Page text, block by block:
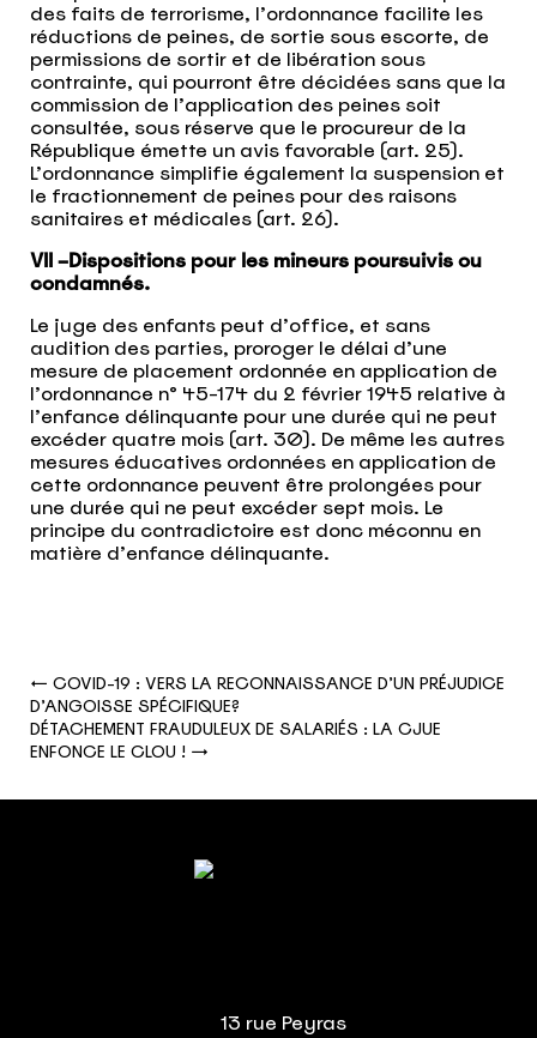
des faits de terrorisme, l’ordonnance facilite les
réductions de peines, de sortie sous escorte, de
permissions de sortir et de libération sous
contrainte, qui pourront être décidées sans que la
commission de l’application des peines soit
consultée, sous réserve que le procureur de la
République émette un avis favorable (art. 25).
L’ordonnance simplifie également la suspension et
le fractionnement de peines pour des raisons
sanitaires et médicales (art. 26).
VII –Dispositions pour les mineurs poursuivis ou
condamnés.
Le juge des enfants peut d’office, et sans
audition des parties, proroger le délai d’une
mesure de placement ordonnée en application de
l’ordonnance n° 45-174 du 2 février 1945 relative à
l’enfance délinquante pour une durée qui ne peut
excéder quatre mois (art. 30). De même les autres
mesures éducatives ordonnées en application de
cette ordonnance peuvent être prolongées pour
une durée qui ne peut excéder sept mois. Le
principe du contradictoire est donc méconnu en
matière d’enfance délinquante.
← COVID-19 : VERS LA RECONNAISSANCE D’UN PRÉJUDICE
D’ANGOISSE SPÉCIFIQUE?
DÉTACHEMENT FRAUDULEUX DE SALARIÉS : LA CJUE
ENFONCE LE CLOU ! →
13 rue Peyras